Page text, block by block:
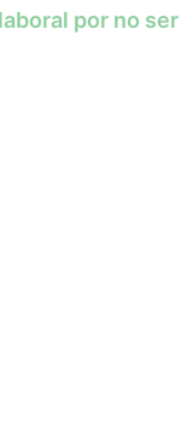
por no ser